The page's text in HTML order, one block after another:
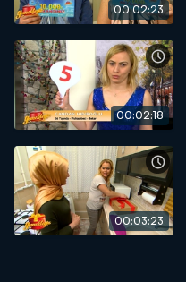
00:02:23
00:02:18
00:03:23